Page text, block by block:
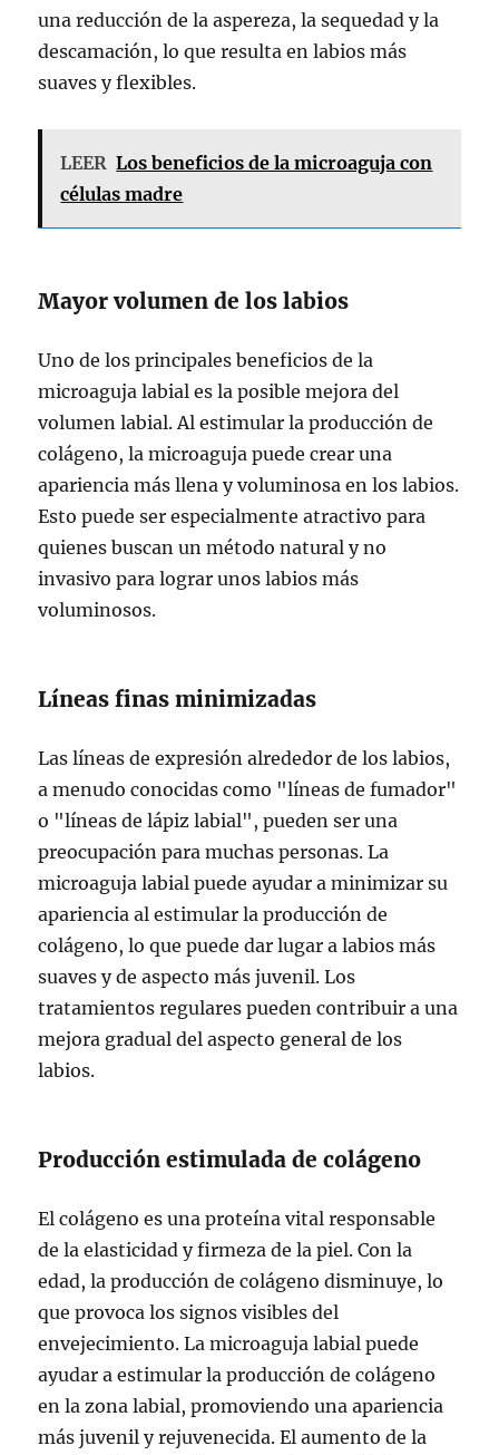
una reducción de la aspereza, la sequedad y la
descamación, lo que resulta en labios más
suaves y flexibles.
LEER Los beneficios de la microaguja con
células madre
Mayor volumen de los labios
Uno de los principales beneficios de la
microaguja labial es la posible mejora del
volumen labial. Al estimular la producción de
colágeno, la microaguja puede crear una
apariencia más llena y voluminosa en los labios.
Esto puede ser especialmente atractivo para
quienes buscan un método natural y no
invasivo para lograr unos labios más
voluminosos.
Líneas finas minimizadas
Las líneas de expresión alrededor de los labios,
a menudo conocidas como "líneas de fumador"
o "líneas de lápiz labial", pueden ser una
preocupación para muchas personas. La
microaguja labial puede ayudar a minimizar su
apariencia al estimular la producción de
colágeno, lo que puede dar lugar a labios más
suaves y de aspecto más juvenil. Los
tratamientos regulares pueden contribuir a una
mejora gradual del aspecto general de los
labios.
Producción estimulada de colágeno
El colágeno es una proteína vital responsable
de la elasticidad y firmeza de la piel. Con la
edad, la producción de colágeno disminuye, lo
que provoca los signos visibles del
envejecimiento. La microaguja labial puede
ayudar a estimular la producción de colágeno
en la zona labial, promoviendo una apariencia
más juvenil y rejuvenecida. El aumento de la